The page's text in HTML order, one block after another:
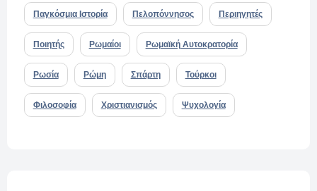
Παγκόσμια Ιστορία Πελοπόννησος Περιηγητές
Ποιητής Ρωμαίοι Ρωμαϊκή Αυτοκρατορία
Ρωσία Ρώμη Σπάρτη Τούρκοι
Φιλοσοφία Χριστιανισμός Ψυχολογία